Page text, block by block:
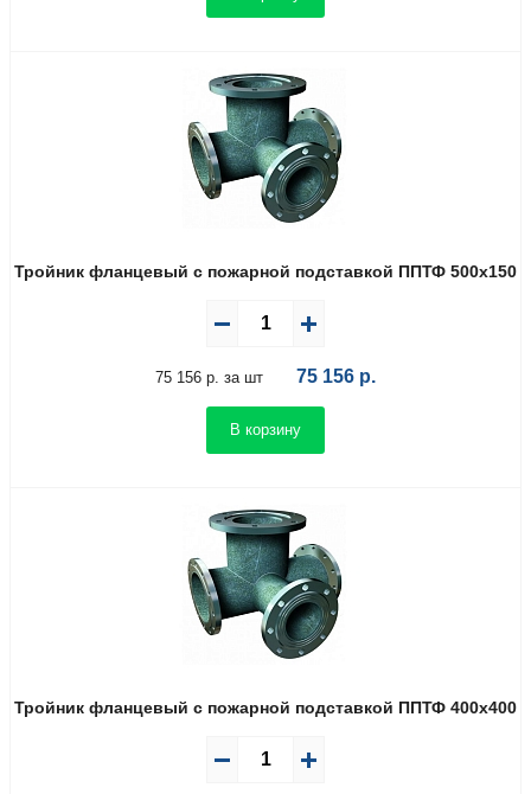
Тройник фланцевый с пожарной подставкой ППТФ 500х150
75 156 р. за шт 75 156 р.
В корзину
Тройник фланцевый с пожарной подставкой ППТФ 400х400